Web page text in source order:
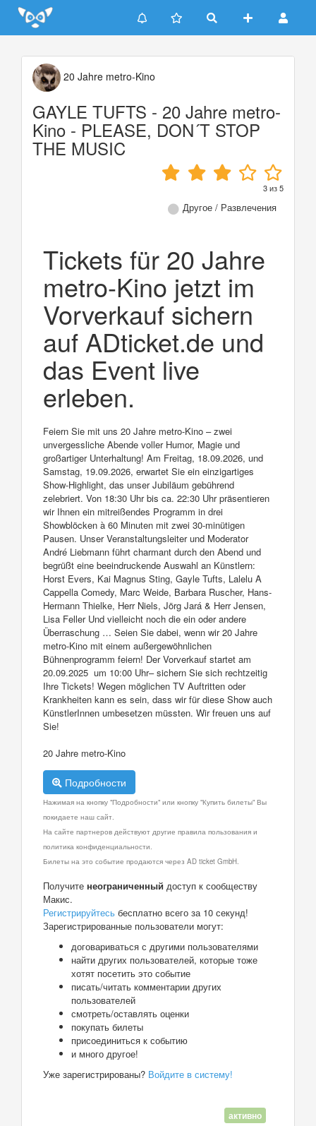
Update cookies preferences
20 Jahre metro-Kino
GAYLE TUFTS - 20 Jahre metro-
Kino - PLEASE, DON´T STOP
THE MUSIC
3из5
Другое / Развлечения
Tickets für 20 Jahre
metro-Kino jetzt im
Vorverkauf sichern
auf ADticket.de und
das Event live
erleben.
Feiern Sie mit uns 20 Jahre metro-Kino – zwei
unvergessliche Abende voller Humor, Magie und
großartiger Unterhaltung! Am Freitag, 18.09.2026, und
Samstag, 19.09.2026, erwartet Sie ein einzigartiges
Show-Highlight, das unser Jubiläum gebührend
zelebriert. Von 18:30 Uhr bis ca. 22:30 Uhr präsentieren
wir Ihnen ein mitreißendes Programm in drei
Showblöcken à 60 Minuten mit zwei 30-minütigen
Pausen. Unser Veranstaltungsleiter und Moderator
André Liebmann führt charmant durch den Abend und
begrüßt eine beeindruckende Auswahl an Künstlern:
Horst Evers, Kai Magnus Sting, Gayle Tufts, Lalelu A
Cappella Comedy, Marc Weide, Barbara Ruscher, Hans-
Hermann Thielke, Herr Niels, Jörg Jará & Herr Jensen,
Lisa Feller Und vielleicht noch die ein oder andere
Überraschung … Seien Sie dabei, wenn wir 20 Jahre
metro-Kino mit einem außergewöhnlichen
Bühnenprogramm feiern! Der Vorverkauf startet am
20.09.2025 um 10:00 Uhr– sichern Sie sich rechtzeitig
Ihre Tickets! Wegen möglichen TV Auftritten oder
Krankheiten kann es sein, dass wir für diese Show auch
KünstlerInnen umbesetzen müssten. Wir freuen uns auf
Sie!
20 Jahre metro-Kino
Подробности
Нажимая на кнопку "Подробности" или кнопку "Купить билеты" Вы
покидаете наш сайт.
На сайте партнеров действуют другие правила пользования и
политика конфиденциальности.
Билеты на это событие продаются через AD ticket GmbH.
Получите неограниченный доступ к сообществу
Макис.
Регистрируйтесь бесплатно всего за 10 секунд!
Зарегистрированные пользователи могут:
договариваться с другими пользователями
найти других пользователей, которые тоже
хотят посетить это событие
писать/читать комментарии других
пользователей
смотреть/оставлять оценки
покупать билеты
присоединиться к событию
и много другое!
Уже зарегистрированы? Войдите в систему!
активно